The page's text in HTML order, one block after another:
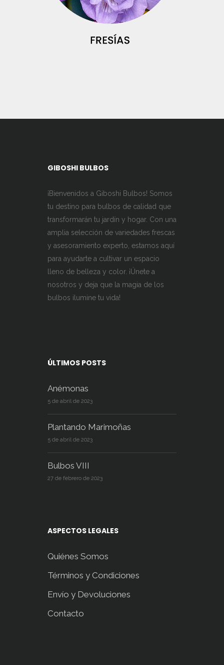
GIBOSHI BULBOS
¡Bienvenidos a Giboshi Bulbos! Somos
tu destino para bulbos de calidad que
transformarán tu jardín y hogar. Con una
amplia selección de variedades frescas
y asesoramiento experto, estamos aquí
para ayudarte a cultivar un espacio
lleno de belleza y color. ¡Únete a
nosotros y deja que la magia de los
bulbos ilumine tu vida!
ÚLTIMOS POSTS
Anémonas
5 de abril de 2023
Plantando Marimoñas
5 de abril de 2023
Bulbos VIII
27 de febrero de 2023
ASPECTOS LEGALES
Quiénes Somos
Términos y Condiciones
Envío y Devoluciones
Contacto